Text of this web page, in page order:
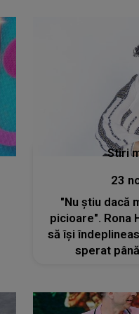
Stiri
23
"Nu știu dacă
picioare". Rona
să își
sperat